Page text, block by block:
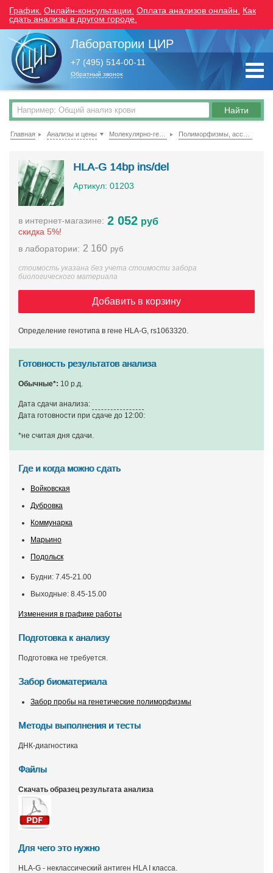
График. Онлайн-консультации. Оплата анализов онлайн.
Как
сдать анализы в другом городе.
Лаборатории ЦИР
+7 (495) 514-00-11
Обратный звонок
Главная Анализы и цены
HLA-G 14bp ins/del
Артикул: 01203
в интернет-магазине:
скидка 5%!
2 052 руб
в лаборатории: 2 160 руб
стоимость указана без учета стоимости забора
биологического материала
Добавить в корзину
Определение генотипа в гене HLA-G, rs1063320.
Готовность результатов анализа
Обычные*: 10 р.д.
Дата сдачи анализа:
Дата готовности при сдаче до 12:00:
*не считая дня сдачи.
Где и когда можно сдать
Войковская
Дубровка
Коммунарка
Марьино
Подольск
Будни: 7.45-21.00
Выходные: 8.45-15.00
Изменения в графике работы
Подготовка к анализу
Подготовка не требуется.
Забор биоматериала
Забор пробы на генетические полиморфизмы
Методы выполнения и тесты
ДНК-диагностика
Файлы
Скачать образец результата анализа
Для чего это нужно
HLA-G - неклассический антиген HLA I класса.